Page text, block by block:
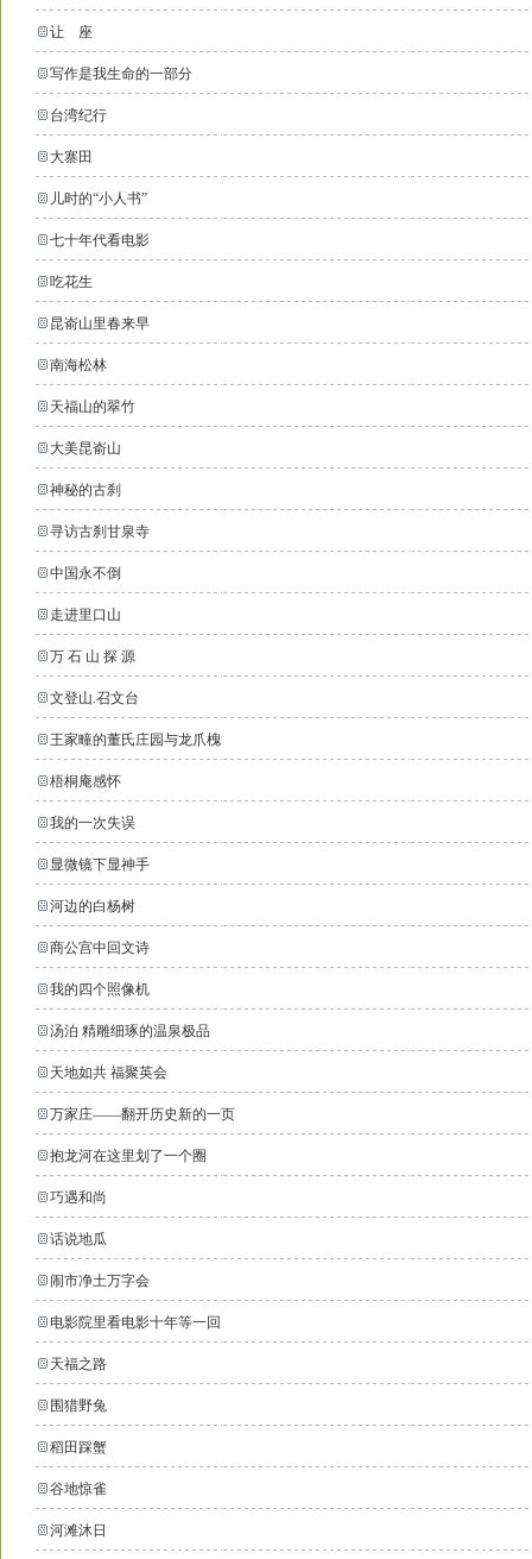
让 座
写作是我生命的一部分
台湾纪行
大寨田
儿时的“小人书”
七十年代看电影
吃花生
昆嵛山里春来早
南海松林
天福山的翠竹
大美昆嵛山
神秘的古刹
寻访古刹甘泉寺
中国永不倒
走进里口山
万 石 山 探 源
文登山.召文台
王家疃的董氏庄园与龙爪槐
梧桐庵感怀
我的一次失误
显微镜下显神手
河边的白杨树
商公宫中回文诗
我的四个照像机
汤泊 精雕细琢的温泉极品
天地如共 福聚英会
万家庄——翻开历史新的一页
抱龙河在这里划了一个圈
巧遇和尚
话说地瓜
闹市净土万字会
电影院里看电影十年等一回
天福之路
围猎野兔
稻田踩蟹
谷地惊雀
河滩沐日